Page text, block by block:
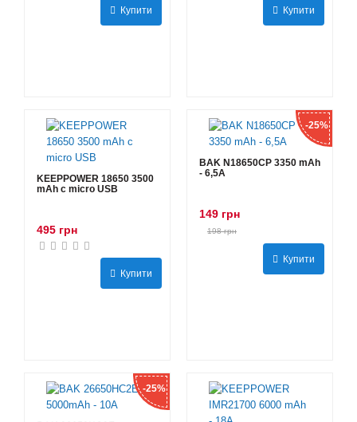
Купити Купити
KEEPPOWER 18650 3500
mAh с micro USB
495 грн
Купити
-25%
BAK N18650CP 3350 mAh
- 6,5А
149 грн
198 грн
Купити
-25%